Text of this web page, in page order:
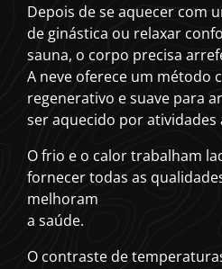
Depois de se aquecer com
de ginástica ou relaxar
sauna, o corpo precisa
A neve oferece um método
regenerativo e suave para
ser aquecido por atividades
O frio e o calor trabalham
fornecer todas as
melhoram
a saúde.
O contraste de